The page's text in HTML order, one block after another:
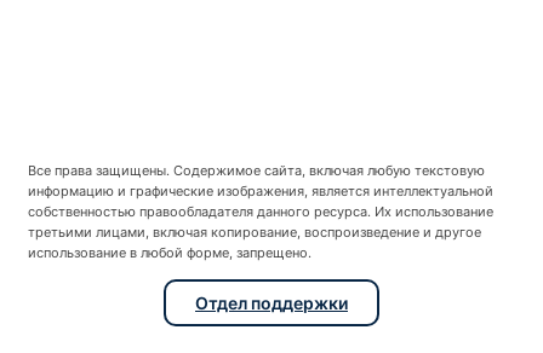
Все права защищены. Содержимое сайта, включая любую текстовую
информацию и графические изображения, является интеллектуальной
собственностью правообладателя данного ресурса. Их использование
третьими лицами, включая копирование, воспроизведение и другое
использование в любой форме, запрещено.
Отдел поддержки